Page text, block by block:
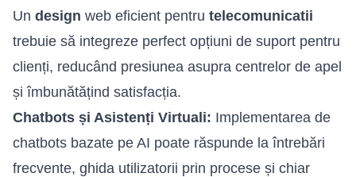
Un design web eficient pentru telecomunicatii
trebuie să integreze perfect opțiuni de suport pentru
clienți, reducând presiunea asupra centrelor de apel
și îmbunătățind satisfacția.
Chatbots și Asistenți Virtuali: Implementarea de
chatbots bazate pe AI poate răspunde la întrebări
frecvente, ghida utilizatorii prin procese și chiar